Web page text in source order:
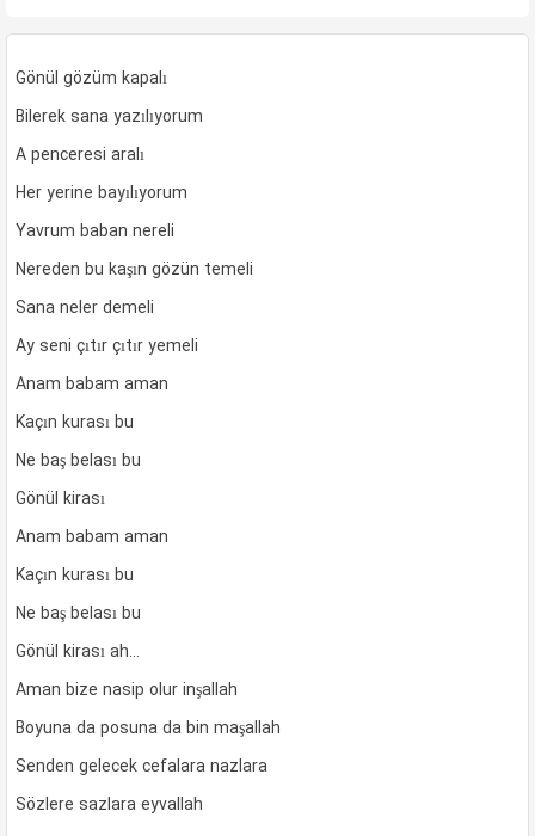
Gönül gözüm kapalı
Bilerek sana yazılıyorum
A penceresi aralı
Her yerine bayılıyorum
Yavrum baban nereli
Nereden bu kaşın gözün temeli
Sana neler demeli
Ay seni çıtır çıtır yemeli
Anam babam aman
Kaçın kurası bu
Ne baş belası bu
Gönül kirası
Anam babam aman
Kaçın kurası bu
Ne baş belası bu
Gönül kirası ah…
Aman bize nasip olur inşallah
Boyuna da posuna da bin maşallah
Senden gelecek cefalara nazlara
Sözlere sazlara eyvallah